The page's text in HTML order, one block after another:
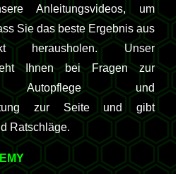
Anleitungsvideos, um
Sie das beste Ergebnis aus
herausholen. Unser
Ihnen bei Fragen zur
Autopflege und
zur Seite und gibt
Ratschläge.